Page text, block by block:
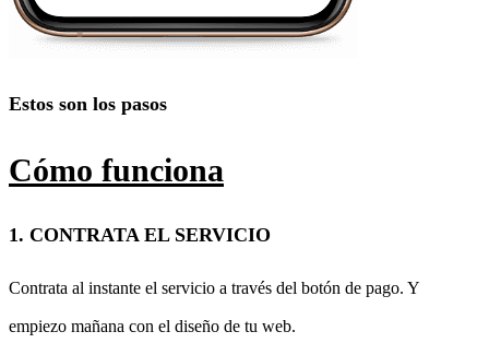
Estos son los pasos
Cómo funciona
1. CONTRATA EL SERVICIO
Contrata al instante el servicio a través del botón de pago. Y
empiezo mañana con el diseño de tu web.